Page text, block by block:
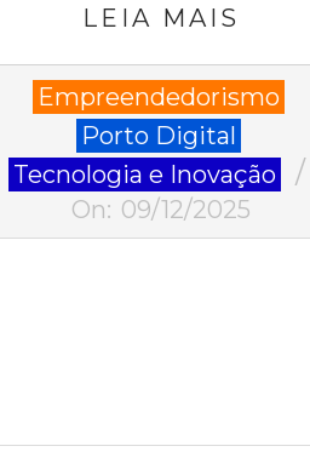
LEIA MAIS
2025-
Empreendedorismo
Porto Digital
Tecnologia e Inovação
On: 09/12/2025